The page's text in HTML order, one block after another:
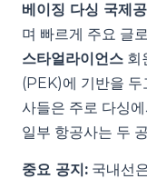
베이징 다싱 국제
며 빠르게 주요 글
스타얼라이언스 회
(PEK)에 기반을 두
사들은 주로 다싱
일부 항공사는 두
중요 공지: 국내선